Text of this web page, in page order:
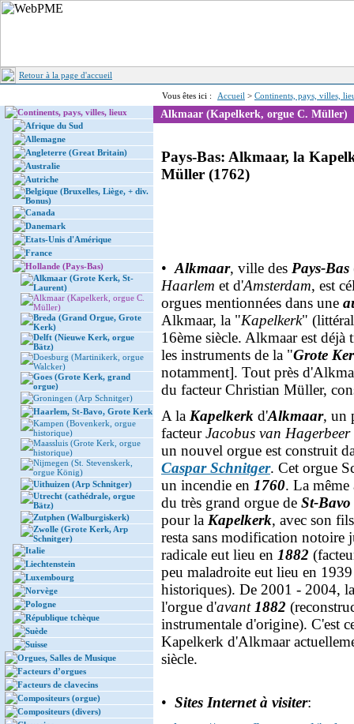
Retour à la page d'accueil
Vous êtes ici : Accueil > Continents, pays, villes,
Continents, pays, villes, lieux
Afrique du Sud
Allemagne
Angleterre (Great Britain)
Australie
Autriche
Belgique (Bruxelles, Liège, + div.
Bonus)
Canada
Danemark
Etats-Unis d'Amérique
France
Hollande (Pays-Bas)
Alkmaar (Grote Kerk, St-
Laurent)
Alkmaar (Kapelkerk, orgue C.
Müller)
Breda (Grand Orgue, Grote
Kerk)
Delft (Nieuwe Kerk, orgue
Bätz)
Doesburg (Martinikerk, orgue
Walcker)
Goes (Grote Kerk, grand
orgue)
Groningen (Arp Schnitger)
Haarlem, St-Bavo, Grote Kerk
Kampen (Bovenkerk, orgue
historique)
Maassluis (Grote Kerk, orgue
historique)
Nijmegen (St. Stevenskerk,
orgue König)
Uithuizen (Arp Schnitger)
Utrecht (cathédrale, orgue
Bätz)
Zutphen (Walburgiskerk)
Zwolle (Grote Kerk, Arp
Schnitger)
Italie
Liechtenstein
Luxembourg
Norvège
Pologne
République tchèque
Suède
Suisse
Orgues, Salles de Musique
Facteurs d’orgues
Facteurs de clavecins
Compositeurs (orgue)
Compositeurs (divers)
Alkmaar (Kapelkerk, orgue C. Müller)
Pays-Bas: Alkmaar, la
Müller (1762)
• Alkmaar, ville des Pays-Bas
Haarlem et d'Amsterdam, est
orgues mentionnées dans une
Alkmaar, la "Kapelkerk"
16ème siècle. Alkmaar est
les instruments de la "Grote
notamment]. Tout près
du facteur Christian Müller,
A la Kapelkerk d'Alkmaar, un
facteurJacobus van Hagerbeer
un nouvel orgue est construit
Caspar Schnitger. Cet orgue
un incendie en 1760. La
du très grand orgue de St-
pour la Kapelkerk, avec son
resta sans modification notoire
radicale eut lieu en 1882
peu maladroite eut lieu en
historiques). De 2001 - 2004,
l'orgue d'avant 1882
instrumentale d'origine). C'est
Kapelkerk d'Alkmaar
siècle.
• Sites Internet à visiter: